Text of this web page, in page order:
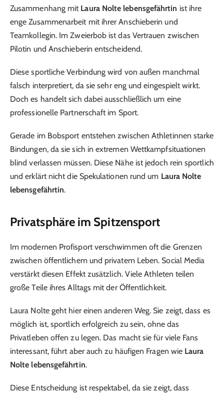
Zusammenhang mit Laura Nolte lebensgefährtin ist ihre
enge Zusammenarbeit mit ihrer Anschieberin und
Teamkollegin. Im Zweierbob ist das Vertrauen zwischen
Pilotin und Anschieberin entscheidend.
Diese sportliche Verbindung wird von außen manchmal
falsch interpretiert, da sie sehr eng und eingespielt wirkt.
Doch es handelt sich dabei ausschließlich um eine
professionelle Partnerschaft im Sport.
Gerade im Bobsport entstehen zwischen Athletinnen starke
Bindungen, da sie sich in extremen Wettkampfsituationen
blind verlassen müssen. Diese Nähe ist jedoch rein sportlich
und erklärt nicht die Spekulationen rund um Laura Nolte
lebensgefährtin.
Privatsphäre im Spitzensport
Im modernen Profisport verschwimmen oft die Grenzen
zwischen öffentlichem und privatem Leben. Social Media
verstärkt diesen Effekt zusätzlich. Viele Athleten teilen
große Teile ihres Alltags mit der Öffentlichkeit.
Laura Nolte geht hier einen anderen Weg. Sie zeigt, dass es
möglich ist, sportlich erfolgreich zu sein, ohne das
Privatleben offen zu legen. Das macht sie für viele Fans
interessant, führt aber auch zu häufigen Fragen wie Laura
Nolte lebensgefährtin.
Diese Entscheidung ist respektabel, da sie zeigt, dass